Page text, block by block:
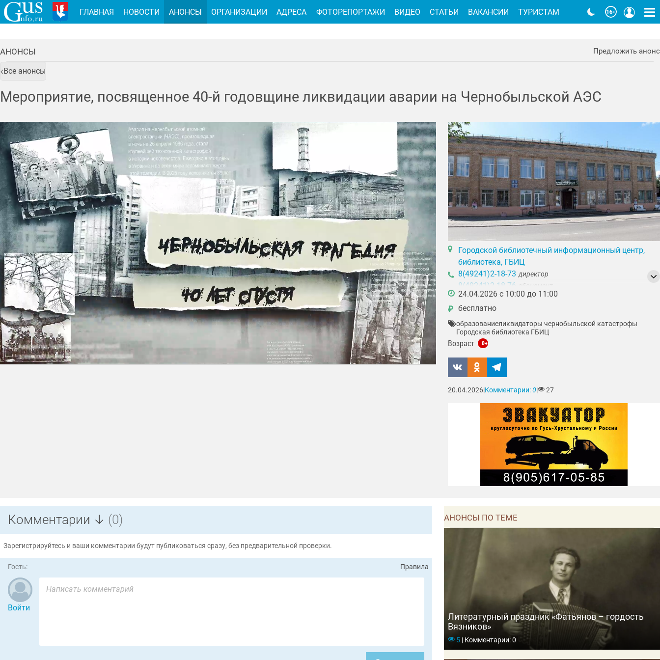
АНОНСЫ Предложить анонс
Все анонсы
Мероприятие, посвященное 40-й годовщине ликвидации аварии на Чернобыльской АЭС
Городской библиотечный информационный центр,
библиотека, ГБИЦ
8(49241)2-18-73 директор
8(49241)2-18-76 абонемент
8(49241)3-43-57 центр правовой информации
24.04.2026 с 10:00 до 11:00
бесплатно
₽
образованиеликвидаторы чернобыльской катастрофы
Городская библиотека ГБИЦ
Возраст 0+
20.04.2026 Комментарии:0 27
Комментарии ↓ (0)
Зарегистрируйтесь и ваши комментарии будут публиковаться сразу, без предварительной проверки.
Гость: Правила
Войти
АНОНСЫ ПО ТЕМЕ
Литературный праздник «Фатьянов – гордость
Вязников»
5 |Комментарии: 0
ГЛАВНАЯ НОВОСТИ АНОНСЫ ОРГАНИЗАЦИИ АДРЕСА ФОТОРЕПОРТАЖИ ВИДЕО СТАТЬИ ВАКАНСИИ ТУРИСТАМ